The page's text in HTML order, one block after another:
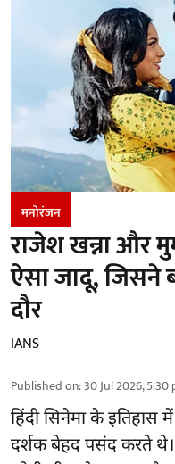
मनोरंजन
राजेश खन्ना और
ऐसा जादू, जिसने
दौर
IANS
Published on:30 Jul 2026, 5:30
हिंदी सिनेमा के इतिहास
दर्शक बेहद पसंद करते